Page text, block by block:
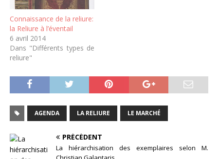
Connaissance de la reliure:
la Reliure à l’éventail
6 avril 2014
Dans "Différents types de
reliure"
AGENDA LA RELIURE LE MARCHÉ
PRÉCÉDENT
La hiérarchisation des exemplaires selon M.